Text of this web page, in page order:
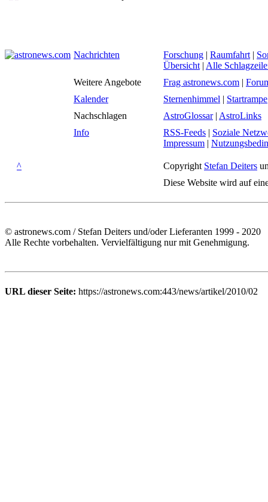
Nachrichten Forschung | Raumfahrt |
Übersicht | Alle
Weitere Angebote
Frag astronews.com |
Kalender
Sternenhimmel | Startrampe
Nachschlagen
AstroGlossar| AstroLinks
Info
RSS-Feeds | Soziale
Impressum |
^ Copyright Stefan Deiters
Diese Website wird auf
© astronews.com / Stefan Deiters und/oder Lieferanten 1999 - 2020
Alle Rechte vorbehalten. Vervielfältigung nur mit Genehmigung.
URL dieser Seite: https://astronews.com:443/news/artikel/2010/02